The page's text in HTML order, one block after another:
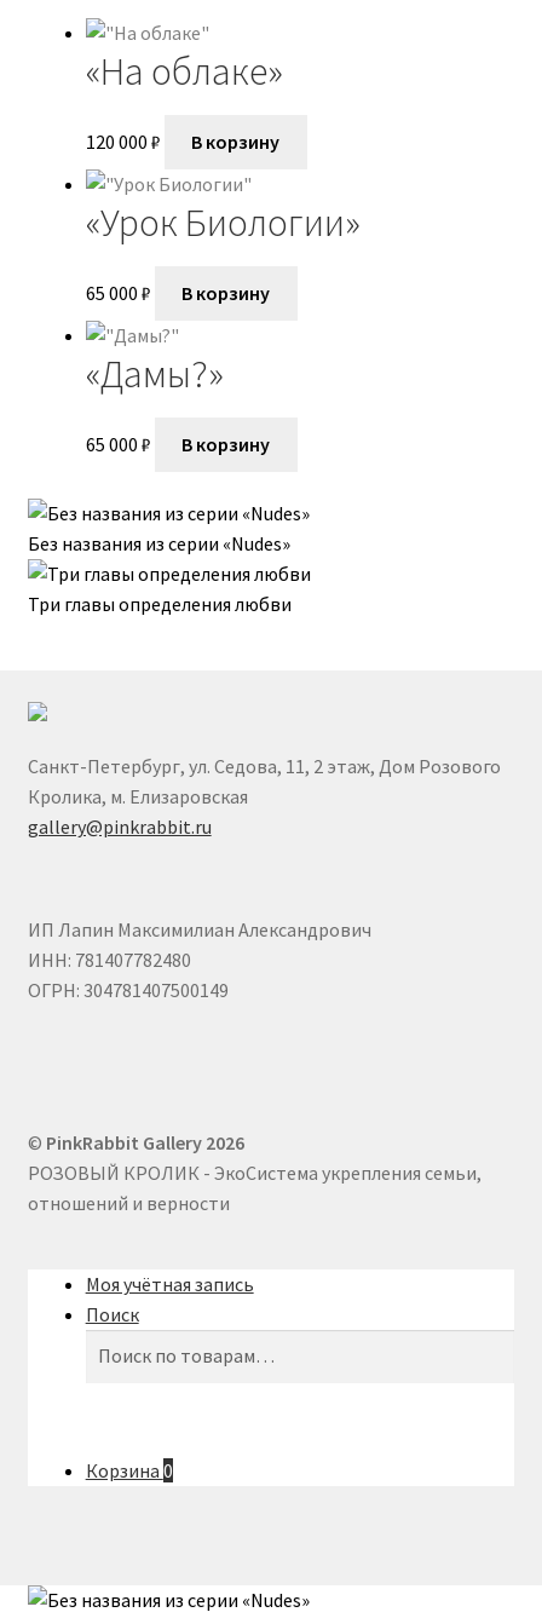
Мария Макарова
Нариман Калашников
Николай Львович
Олеся Уманцива
Оформление заказа
Петр Тютрин
Пожар Влад
Полина Шибанова
Попова Екатерина
Светлана Растебина
Степанова Юлия
Шувалова Анна
Юлия Неронска
ЮЛЯ СЕЛИВЕРСТОВА / J.SELIVER
«На облаке»
120 000 ₽ В корзину
«Урок Биологии»
65 000 ₽ В корзину
«Дамы?»
65 000 ₽ В корзину
Без названия из серии «Nudes»
Три главы определения любви
Санкт-Петербург, ул. Седова, 11, 2 этаж, Дом Розового
Кролика, м. Елизаровская
gallery@pinkrabbit.ru
ИП Лапин Максимилиан Александрович
ИНН: 781407782480
ОГРН: 304781407500149
© PinkRabbit Gallery 2026
РОЗОВЫЙ КРОЛИК - ЭкоСистема укрепления семьи,
отношений и верности
Моя учётная запись
Поиск
Корзина 0